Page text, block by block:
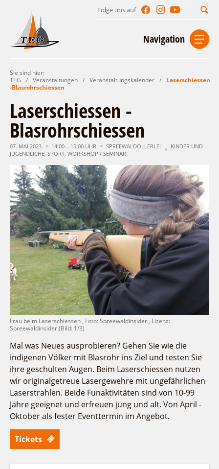
Folge uns auf
Navigation
Start Kontakt
Urlaub im Leichhardt Land
Reisegebiet
Lieblingsorte
Freizeit und Erholung
Auf & im Wasser
Per Rad
Zu Fuß
Aktiverlebnisse
Einkaufen
Sehenswertes
Naturlehrpfad Ludwig Leichhardt
Buchbare Angebote
Individuell
Gruppen
Touristinformationen
Fremdenverkehrsvereine
Ludwig Leichhardt
Kahnfahrten
Fahrgastschiff
Unterkünfte finden
Gastgeberverzeichnis
Gastronomie
Camping
Ferienhaus- und Campingpark „Ludwig
Leichhardt“
Spreewälder Seecamping
Campingplatz am Mochowsee
Campingplatz Jessern
Veranstaltungen
Veranstaltungskalender
Veranstaltungshöhepunkte
Wirtschaftsförderung
Regionalentwicklung
SPOT
Bürgerbus
Naturwelt Lieberoser Heide
Q-Gemeinde Schwielochsee
Staatlich anerkannter Erholungsort Goyatz
Mein Brandenburg – Infostelen
Unternehmensbetreuung
ILB
WFG
Service
Über uns
Team
Aktuelles
Infomaterial
Sie sind hier:
TEG
/ Veranstaltungen / Veranstaltungskalender /
Laserschiessen
-Blasrohrschiessen
Laserschiessen -
Blasrohrschiessen
07. MAI 2023 14:00 – 15:00 UHR SPREEWALDOLLERLEI
KINDER UND
JUGENDLICHE, SPORT, WORKSHOP / SEMINAR
Frau beim Laserschiessen , Foto: Spreewaldinsider , Lizenz:
Spreewaldinsider (Bild: 1/3)
Mal was Neues ausprobieren? Gehen Sie wie die
indigenen Völker mit Blasrohr ins Ziel und testen Sie
ihre geschulten Augen. Beim Laserschiessen nutzen
wir originalgetreue Lasergewehre mit ungefährlichen
Laserstrahlen. Beide Funaktivitäten sind von 10-99
Jahre geeignet und erfreuen jung und alt. Von April -
Oktober als fester Eventtermin im Angebot.
Tickets